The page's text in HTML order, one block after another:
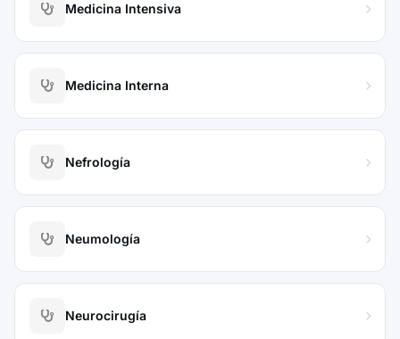
Medicina Intensiva
Medicina Interna
Nefrología
Neumología
Neurocirugía